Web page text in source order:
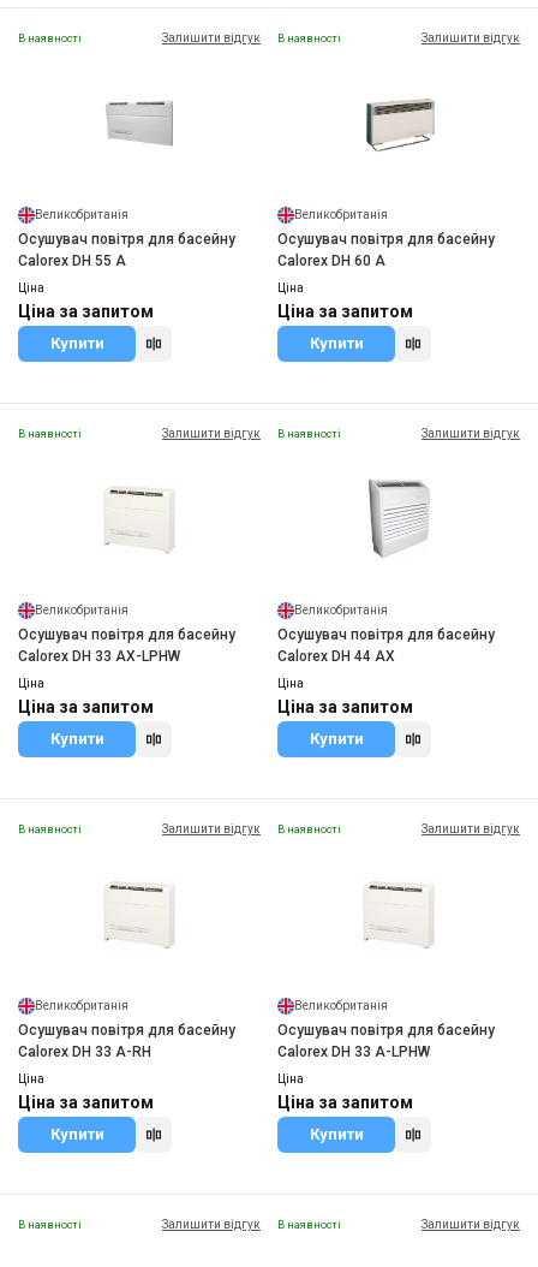
В наявності Залишити відгук
Великобританія
Осушувач повітря для басейну
Calorex DH 55 А
Ціна
Ціна за запитом
Купити
В наявності Залишити відгук
Великобританія
Осушувач повітря для басейну
Calorex DH 60 A
Ціна
Ціна за запитом
Купити
В наявності Залишити відгук
Великобританія
Осушувач повітря для басейну
Calorex DH 33 АХ-LPHW
Ціна
Ціна за запитом
Купити
В наявності Залишити відгук
Великобританія
Осушувач повітря для басейну
Calorex DH 44 AX
Ціна
Ціна за запитом
Купити
В наявності Залишити відгук
Великобританія
Осушувач повітря для басейну
Calorex DH 33 A-RH
Ціна
Ціна за запитом
Купити
В наявності Залишити відгук
Великобританія
Осушувач повітря для басейну
Calorex DH 33 A-LPHW
Ціна
Ціна за запитом
Купити
В наявності Залишити відгук В наявності Залишити відгук